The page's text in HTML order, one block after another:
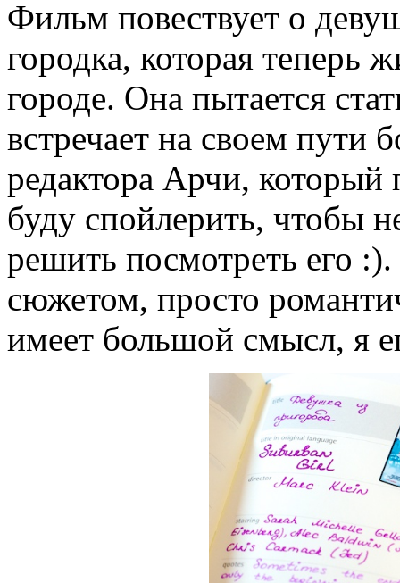
Фильм повествует о
городка, которая теперь
городе. Она пытается
встречает на своем пути
редактора Арчи, который
буду спойлерить, чтобы
решить посмотреть его
сюжетом, просто
имеет большой смысл, я